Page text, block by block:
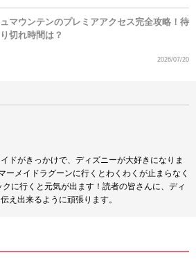
マウンテンのプレミアアクセス完全攻略！待
切れ時間は？
2026/07/20
ドがきっかけで、ディズニーが大好きになりま
ーメイドラグーンに行くとわくわくが止まらなく
に行くと元気が出ます！読者の皆さんに、ディ
え出来るように頑張ります。